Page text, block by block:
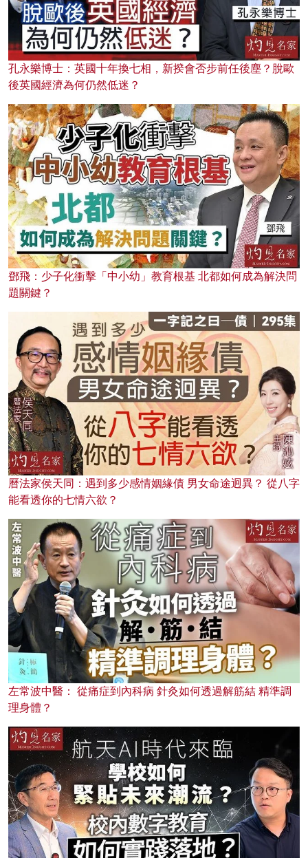
孔永樂博士：英國十年換七相，新揆會否步前任後塵？脫歐
後英國經濟為何仍然低迷？
鄧飛：少子化衝擊「中小幼」教育根基 北都如何成為解決問
題關鍵？
曆法家侯天同：遇到多少感情姻緣債 男女命途迥異？ 從八字
能看透你的七情六欲？
左常波中醫： 從痛症到內科病 針灸如何透過解筋結 精準調
理身體？